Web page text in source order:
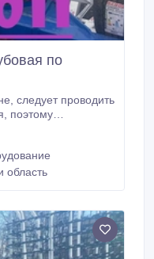
по
для
рельефа
для легкой
выполнения
дорогам общего
область